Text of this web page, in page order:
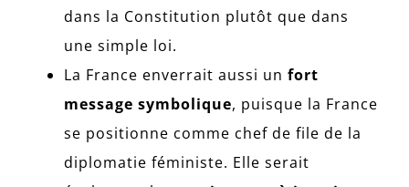
dans la Constitution plutôt que dans
une simple loi.
La France enverrait aussi un fort
message symbolique, puisque la France
se positionne comme chef de file de la
diplomatie féministe. Elle serait